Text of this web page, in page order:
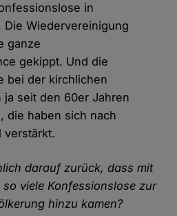
in
Die Wiedervereinigung
ganze
gekippt. Und die
bei der kirchlichen
ja seit den 60er Jahren
die haben sich nach
verstärkt.
darauf zurück, dass mit
viele Konfessionslose zur
hinzu kamen?